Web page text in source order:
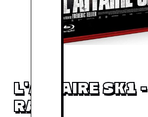
L'AFFAIRE SK1
RAY